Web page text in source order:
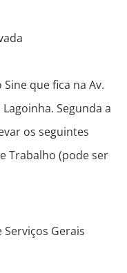
que fica na Av.
Lagoinha. Segunda a
os seguintes
Trabalho (pode ser
Serviços Gerais